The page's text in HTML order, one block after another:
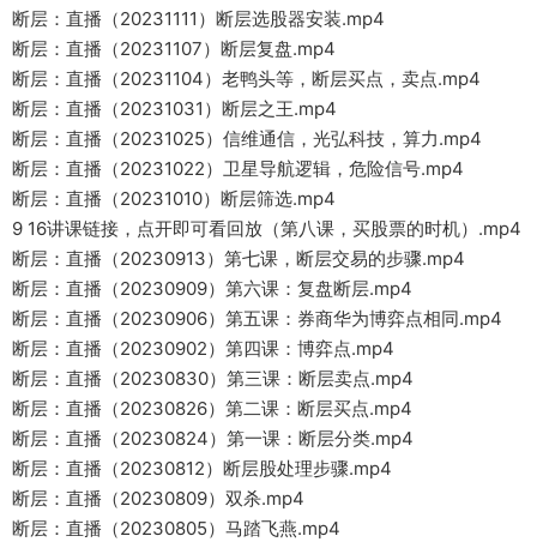
断层：直播（20231111）断层选股器安装.mp4
断层：直播（20231107）断层复盘.mp4
断层：直播（20231104）老鸭头等，断层买点，卖点.mp4
断层：直播（20231031）断层之王.mp4
断层：直播（20231025）信维通信，光弘科技，算力.mp4
断层：直播（20231022）卫星导航逻辑，危险信号.mp4
断层：直播（20231010）断层筛选.mp4
9 16讲课链接，点开即可看回放（第八课，买股票的时机）.mp4
断层：直播（20230913）第七课，断层交易的步骤.mp4
断层：直播（20230909）第六课：复盘断层.mp4
断层：直播（20230906）第五课：券商华为博弈点相同.mp4
断层：直播（20230902）第四课：博弈点.mp4
断层：直播（20230830）第三课：断层卖点.mp4
断层：直播（20230826）第二课：断层买点.mp4
断层：直播（20230824）第一课：断层分类.mp4
断层：直播（20230812）断层股处理步骤.mp4
断层：直播（20230809）双杀.mp4
断层：直播（20230805）马踏飞燕.mp4